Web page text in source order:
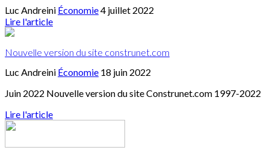
Luc Andreini Économie4 juillet 2022
Lire l'article
Nouvelle version du site construnet.com
Luc Andreini Économie 18 juin 2022
Juin 2022 Nouvelle version du site Construnet.com 1997-2022
Lire l'article